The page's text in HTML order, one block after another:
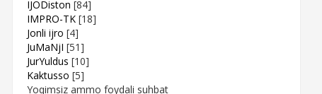
IJODiston [84]
IMPRO-TK [18]
Jonli ijro [4]
JuMaNjI [51]
JurYuldus [10]
Kaktusso [5]
Yoqimsiz ammo foydali suhbat